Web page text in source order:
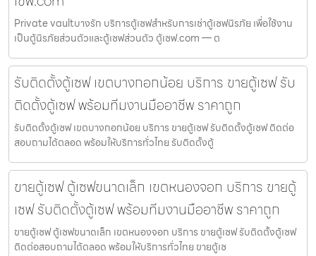
Private vaultบางรัก บริการตู้เซฟสำหรับการเช่าตู้เซฟนิรภัย เพื่อใช้งาน
เป็นตู้นิรภัยส่วนตัวและตู้เซฟส่วนตัว ตู้เซฟ.com — ต
รับติดตั้งตู้เซฟ เขตบางกอกน้อย บริการ ขายตู้เซฟ รับ
ติดตั้งตู้เซฟ พร้อมทีมงานมืออาชีพ ราคาถูก
รับติดตั้งตู้เซฟ เขตบางกอกน้อย บริการ ขายตู้เซฟ รับติดตั้งตู้เซฟ ติดต่อ
สอบถามได้ตลอด พร้อมให้บริการทั่วไทย รับติดตั้งตู้
ขายตู้เซฟ ตู้เซฟขนาดเล็ก เขตหนองจอก บริการ ขายตู้
เซฟ รับติดตั้งตู้เซฟ พร้อมทีมงานมืออาชีพ ราคาถูก
ขายตู้เซฟ ตู้เซฟขนาดเล็ก เขตหนองจอก บริการ ขายตู้เซฟ รับติดตั้งตู้เซฟ
ติดต่อสอบถามได้ตลอด พร้อมให้บริการทั่วไทย ขายตู้เซ